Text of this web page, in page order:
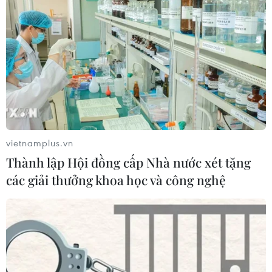
Xem thêm
CƠ QUAN CHỦ QUẢN: THÔNG TẤN XÃ VIỆT NAM
Tổng Biên tập: TRẦN TIẾN DUẨN
Phó Tổng Biên tập: NGUYỄN THỊ TÁM, KHÚC THANH
THỦY
Sở hữu trí tuệ
Quy định sử dụng
RSS
vietnamplus.vn
Thành lập Hội đồng cấp Nhà nước xét tặng
các giải thưởng khoa học và công nghệ